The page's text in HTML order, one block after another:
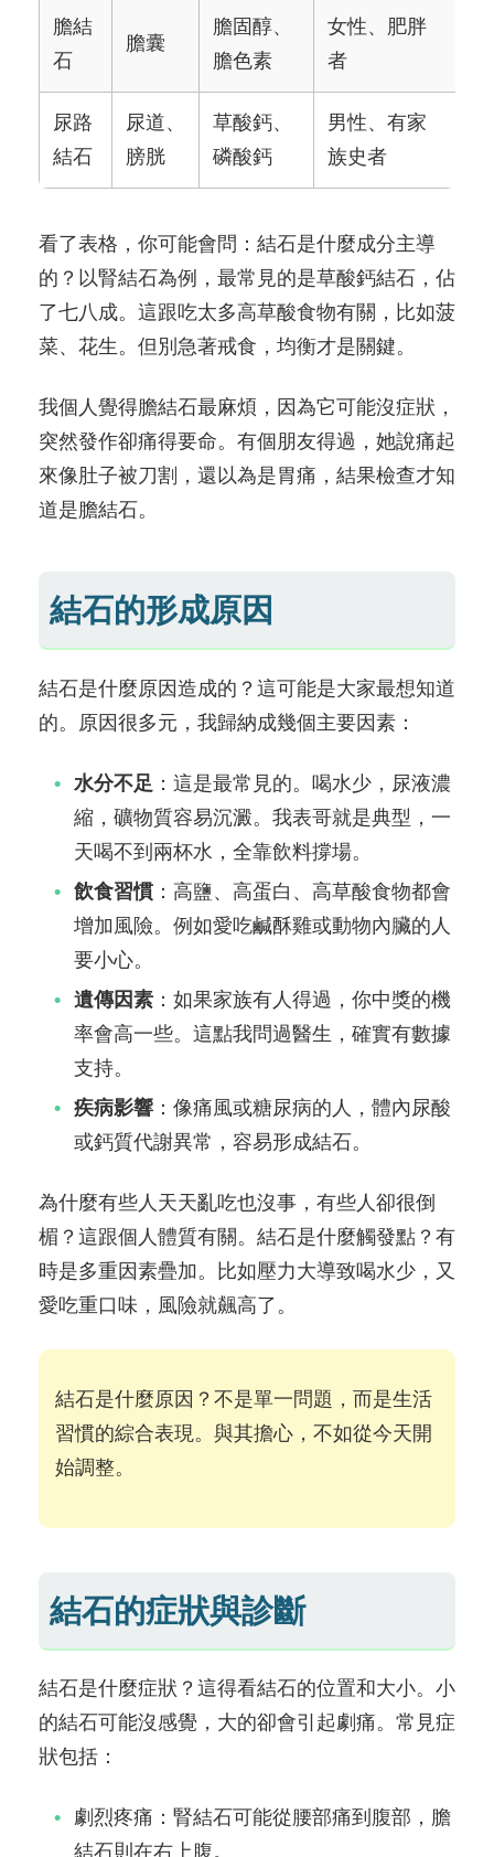
膽結
石
膽囊
膽固醇、
膽色素
女性、肥胖
者
尿路
結石
尿道、
膀胱
草酸鈣、
磷酸鈣
男性、有家
族史者
看了表格，你可能會問：結石是什麼成分主導
的？以腎結石為例，最常見的是草酸鈣結石，佔
了七八成。這跟吃太多高草酸食物有關，比如菠
菜、花生。但別急著戒食，均衡才是關鍵。
我個人覺得膽結石最麻煩，因為它可能沒症狀，
突然發作卻痛得要命。有個朋友得過，她說痛起
來像肚子被刀割，還以為是胃痛，結果檢查才知
道是膽結石。
結石的形成原因
結石是什麼原因造成的？這可能是大家最想知道
的。原因很多元，我歸納成幾個主要因素：
水分不足 ：這是最常見的。喝水少，尿液濃
縮，礦物質容易沉澱。我表哥就是典型，一
天喝不到兩杯水，全靠飲料撐場。
飲食習慣 ：高鹽、高蛋白、高草酸食物都會
增加風險。例如愛吃鹹酥雞或動物內臟的人
要小心。
遺傳因素 ：如果家族有人得過，你中獎的機
率會高一些。這點我問過醫生，確實有數據
支持。
疾病影響 ：像痛風或糖尿病的人，體內尿酸
或鈣質代謝異常，容易形成結石。
為什麼有些人天天亂吃也沒事，有些人卻很倒
楣？這跟個人體質有關。結石是什麼觸發點？有
時是多重因素疊加。比如壓力大導致喝水少，又
愛吃重口味，風險就飆高了。
結石是什麼原因？不是單一問題，而是生活
習慣的綜合表現。與其擔心，不如從今天開
始調整。
結石的症狀與診斷
結石是什麼症狀？這得看結石的位置和大小。小
的結石可能沒感覺，大的卻會引起劇痛。常見症
狀包括：
劇烈疼痛：腎結石可能從腰部痛到腹部，膽
結石則在右上腹。